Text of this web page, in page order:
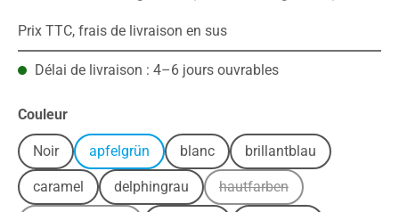
Prix TTC, frais de livraison en sus
Délai de livraison : 4–6 jours ouvrables
Sélectionnez
Couleur
Noir apfelgrün blanc brillantblau
caramel delphingrau hautfarben(Cette option n'est pas